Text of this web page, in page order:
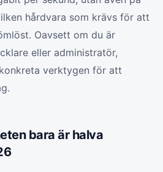
hårdvara som krävs för att
Oavsett om du är
eller administratör,
verktygen för att
bara är halva